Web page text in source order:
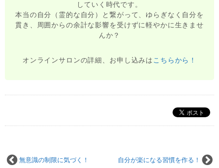
していく時代です。
本当の自分（霊的な自分）と繋がって、ゆらぎなく自分を
貫き、周囲からの余計な影響を受けずに軽やかに生きませ
んか？
オンラインサロンの詳細、お申し込みは こちらから！
自分が楽になる習慣を作る！
無意識の制限に気づく！